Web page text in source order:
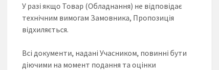
У разі якщо Товар (Обладнання) не відповідає
технічним вимогам Замовника, Пропозиція
відхиляється.
Всі документи, надані Учасником, повинні бути
діючими на момент подання та оцінки